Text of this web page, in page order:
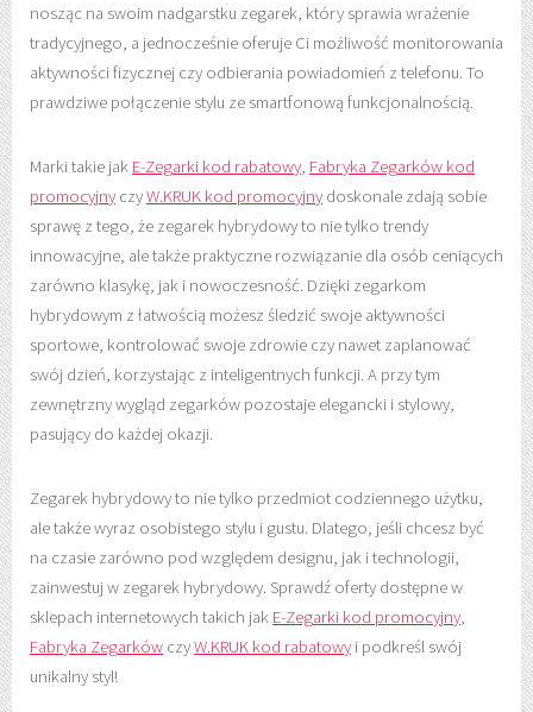
nosząc na swoim nadgarstku zegarek, który sprawia wrażenie
tradycyjnego, a jednocześnie oferuje Ci możliwość monitorowania
aktywności fizycznej czy odbierania powiadomień z telefonu. To
prawdziwe połączenie stylu ze smartfonową funkcjonalnością.
Marki takie jak E-Zegarki kod rabatowy, Fabryka Zegarków kod
promocyjny czyW.KRUK kod promocyjny doskonale zdają sobie
sprawę z tego, że zegarek hybrydowy to nie tylko trendy
innowacyjne, ale także praktyczne rozwiązanie dla osób ceniących
zarówno klasykę, jak i nowoczesność. Dzięki zegarkom
hybrydowym z łatwością możesz śledzić swoje aktywności
sportowe, kontrolować swoje zdrowie czy nawet zaplanować
swój dzień, korzystając z inteligentnych funkcji. A przy tym
zewnętrzny wygląd zegarków pozostaje elegancki i stylowy,
pasujący do każdej okazji.
Zegarek hybrydowy to nie tylko przedmiot codziennego użytku,
ale także wyraz osobistego stylu i gustu. Dlatego, jeśli chcesz być
na czasie zarówno pod względem designu, jak i technologii,
zainwestuj w zegarek hybrydowy. Sprawdź oferty dostępne w
sklepach internetowych takich jak E-Zegarki kod promocyjny,
Fabryka Zegarków czyW.KRUK kod rabatowy i podkreśl swój
unikalny styl!